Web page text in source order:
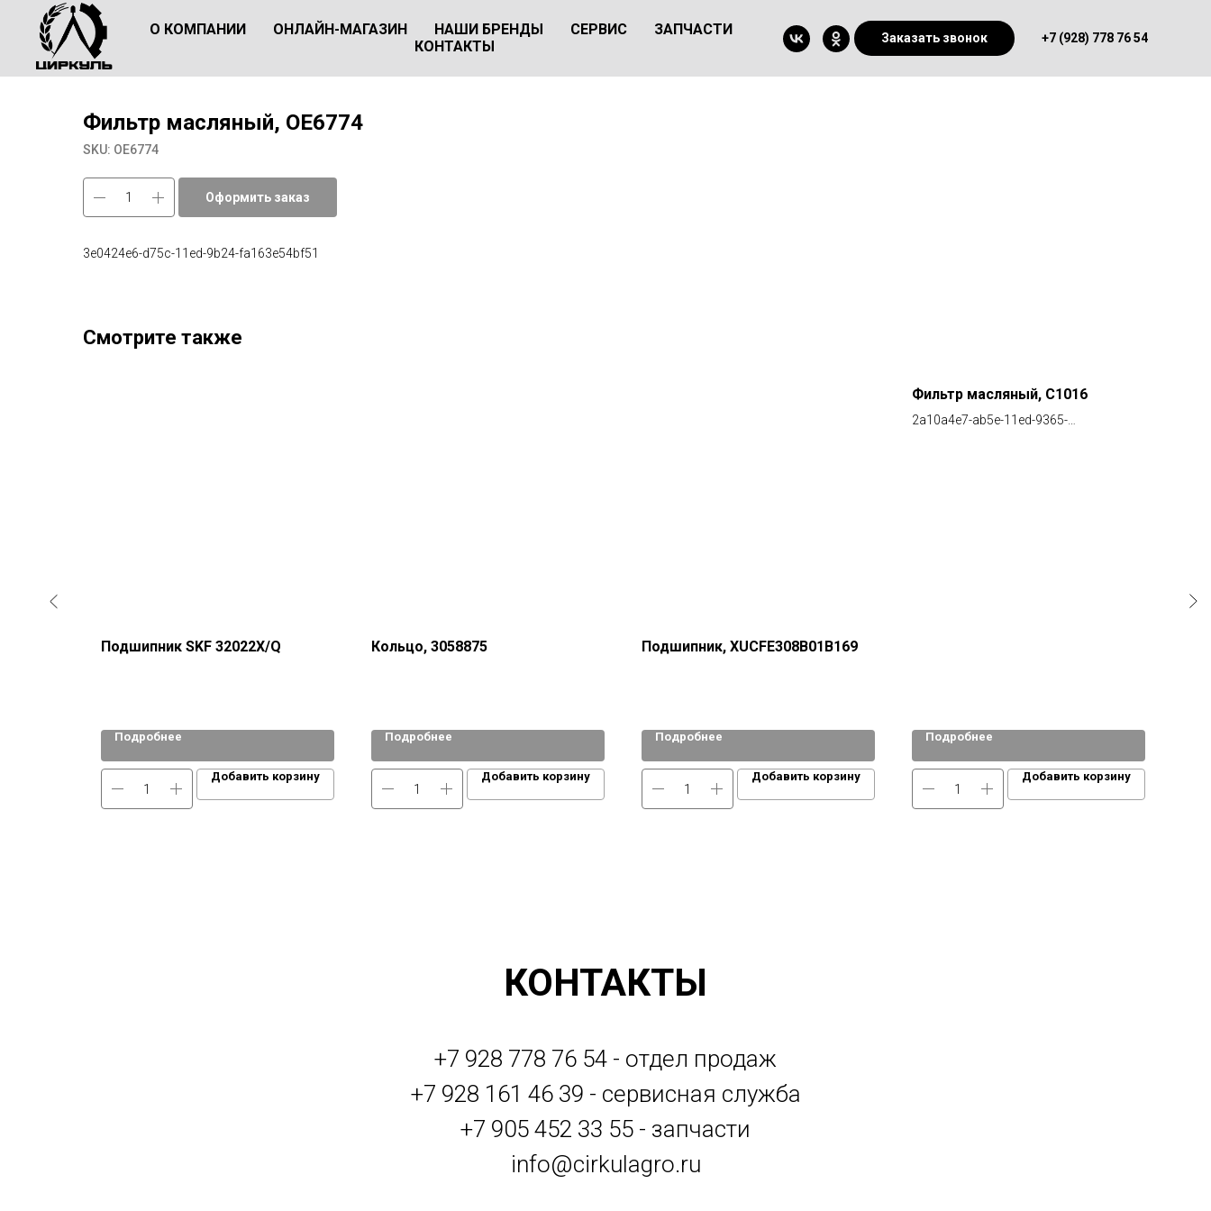
О КОМПАНИИ ОНЛАЙН-МАГАЗИН НАШИ БРЕНДЫ СЕРВИС
ЗАПЧАСТИ
КОНТАКТЫ
Заказать звонок +7 (928) 778 76 54
Фильтр масляный, OE6774
SKU: OE6774
Оформить заказ
3e0424e6-d75c-11ed-9b24-fa163e54bf51
Смотрите также
Подшипник SKF 32022X/Q
Подробнее
Добавить корзину
Кольцо, 3058875
Подробнее
Добавить корзину
Подшипник, XUCFE308В01В169
Подробнее
Добавить корзину
Фильтр масляный, C1016
2a10a4e7-ab5e-11ed-9365-
Подробнее
Добавить корзину
КОНТАКТЫ
+7 928 778 76 54 - отдел продаж
+7 928 161 46 39 - сервисная служба
+7 905 452 33 55 - запчасти
info@cirkulagro.ru